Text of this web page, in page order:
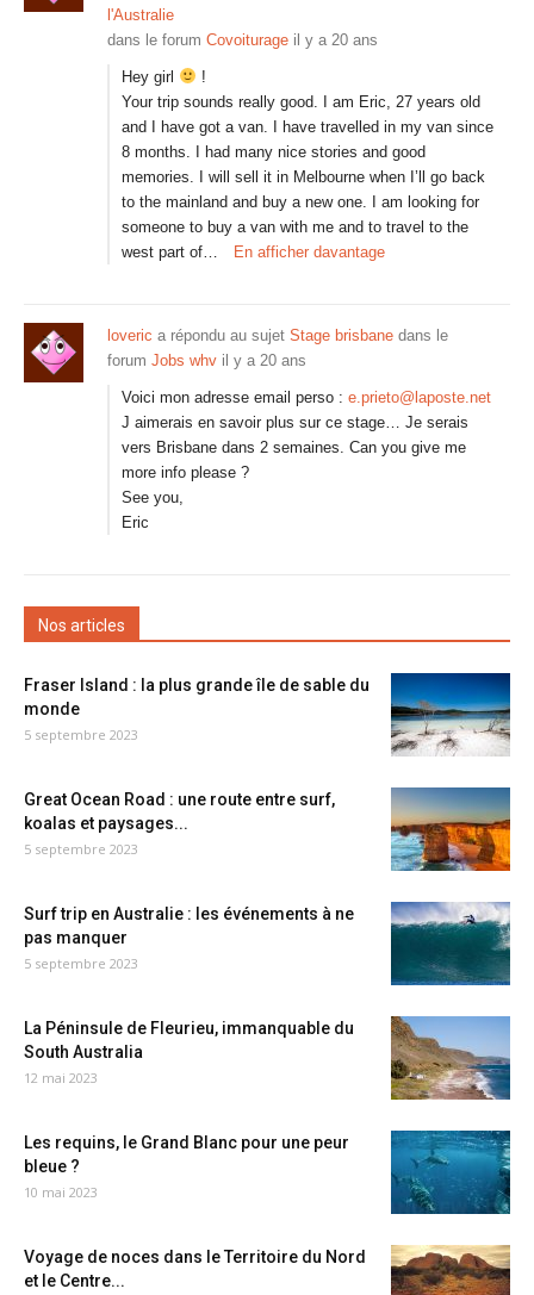
l'Australie
dans le forum Covoiturage il y a 20 ans
Hey girl
!
Your trip sounds really good. I am Eric, 27 years old
and I have got a van. I have travelled in my van since
8 months. I had many nice stories and good
memories. I will sell it in Melbourne when I’ll go back
to the mainland and buy a new one. I am looking for
someone to buy a van with me and to travel to the
west part of…
En afficher davantage
loveric a répondu au sujet Stage brisbane dans le
forum Jobs whv il y a 20 ans
Voici mon adresse email perso : e.prieto@laposte.net
J aimerais en savoir plus sur ce stage… Je serais
vers Brisbane dans 2 semaines. Can you give me
more info please ?
See you,
Eric
Nos articles
Fraser Island : la plus grande île de sable du
monde
5 septembre 2023
Great Ocean Road : une route entre surf,
koalas et paysages...
5 septembre 2023
Surf trip en Australie : les événements à ne
pas manquer
5 septembre 2023
La Péninsule de Fleurieu, immanquable du
South Australia
12 mai 2023
Les requins, le Grand Blanc pour une peur
bleue ?
10 mai 2023
Voyage de noces dans le Territoire du Nord
et le Centre...